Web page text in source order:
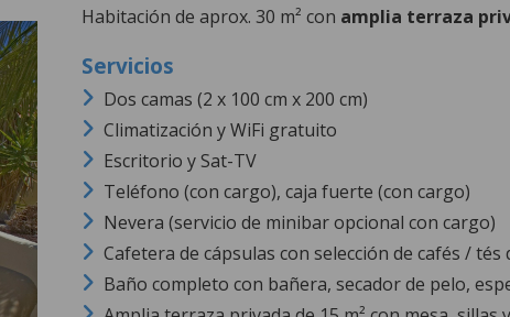
Habitación de aprox. 30 m² con amplia terraza
Dos camas (2 x 100 cm x 200 cm)
Climatización y WiFi gratuito
Escritorio y Sat-TV
Teléfono (con cargo), caja fuerte (con cargo)
Nevera (servicio de minibar opcional con cargo)
Cafetera de cápsulas con selección de cafés /
Baño completo con bañera, secador de pelo,